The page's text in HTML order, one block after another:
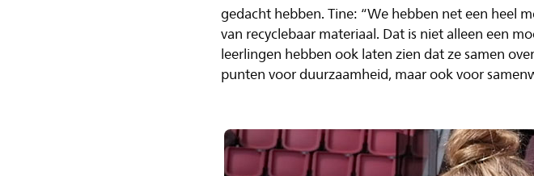
gedacht hebben. Tine: “We hebben net een heel
van recyclebaar materiaal. Dat is niet alleen een
leerlingen hebben ook laten zien dat ze samen
punten voor duurzaamheid, maar ook voor